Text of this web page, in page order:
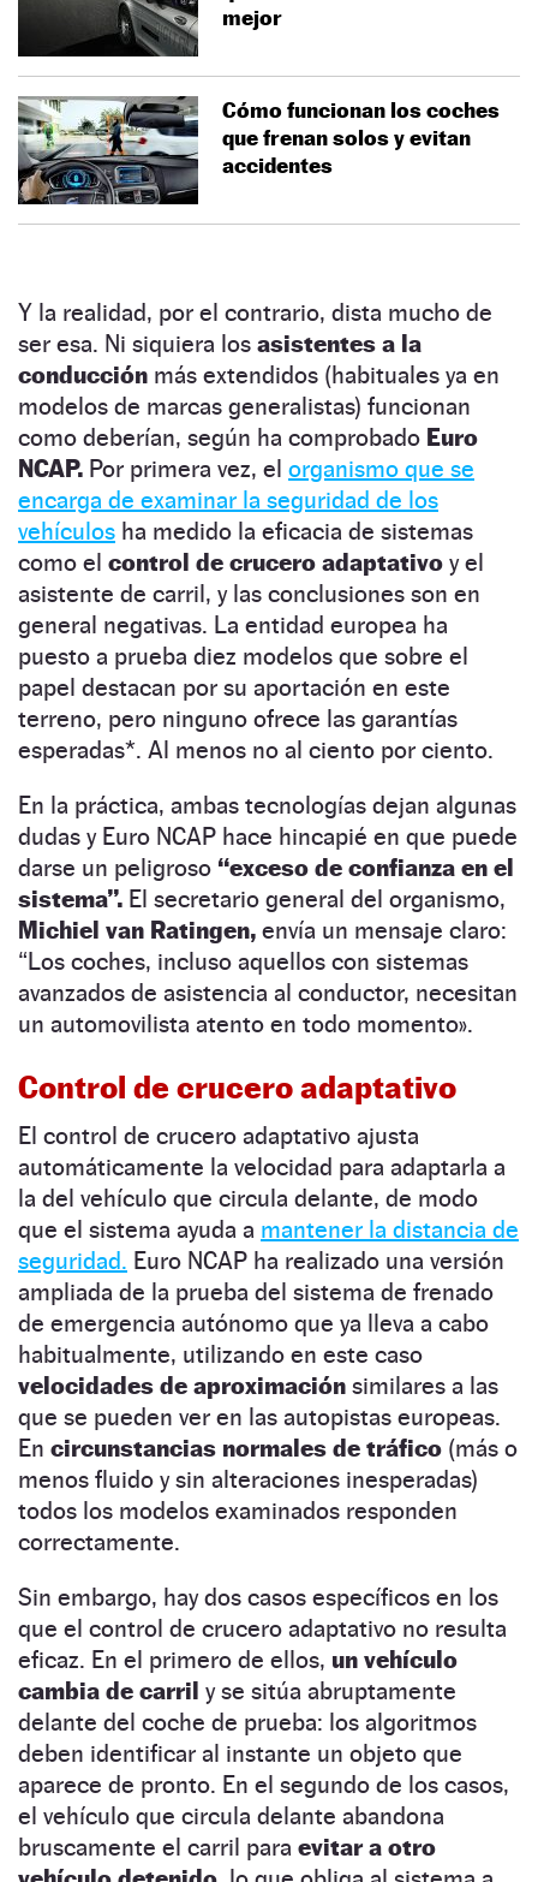
mejor
Cómo funcionan los coches
que frenan solos y evitan
accidentes
Y la realidad, por el contrario, dista mucho de
ser esa. Ni siquiera los asistentes a la
conducción más extendidos (habituales ya en
modelos de marcas generalistas) funcionan
como deberían, según ha comprobado Euro
NCAP. Por primera vez, el organismo que se
encarga de examinar la seguridad de los
vehículos ha medido la eficacia de sistemas
como el control de crucero adaptativo y el
asistente de carril, y las conclusiones son en
general negativas. La entidad europea ha
puesto a prueba diez modelos que sobre el
papel destacan por su aportación en este
terreno, pero ninguno ofrece las garantías
esperadas*. Al menos no al ciento por ciento.
En la práctica, ambas tecnologías dejan algunas
dudas y Euro NCAP hace hincapié en que puede
darse un peligroso “exceso de confianza en el
sistema”. El secretario general del organismo,
Michiel van Ratingen, envía un mensaje claro:
“Los coches, incluso aquellos con sistemas
avanzados de asistencia al conductor, necesitan
un automovilista atento en todo momento».
Control de crucero adaptativo
El control de crucero adaptativo ajusta
automáticamente la velocidad para adaptarla a
la del vehículo que circula delante, de modo
que el sistema ayuda a mantener la distancia de
seguridad. Euro NCAP ha realizado una versión
ampliada de la prueba del sistema de frenado
de emergencia autónomo que ya lleva a cabo
habitualmente, utilizando en este caso
velocidades de aproximación similares a las
que se pueden ver en las autopistas europeas.
En circunstancias normales de tráfico (más o
menos fluido y sin alteraciones inesperadas)
todos los modelos examinados responden
correctamente.
Sin embargo, hay dos casos específicos en los
que el control de crucero adaptativo no resulta
eficaz. En el primero de ellos, un vehículo
cambia de carril y se sitúa abruptamente
delante del coche de prueba: los algoritmos
deben identificar al instante un objeto que
aparece de pronto. En el segundo de los casos,
el vehículo que circula delante abandona
bruscamente el carril para evitar a otro